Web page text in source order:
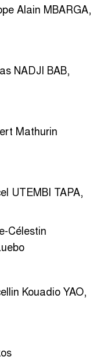
Alain MBARGA,
NADJI BAB,
Mathurin
UTEMBI TAPA,
Célestin
Kouadio YAO,